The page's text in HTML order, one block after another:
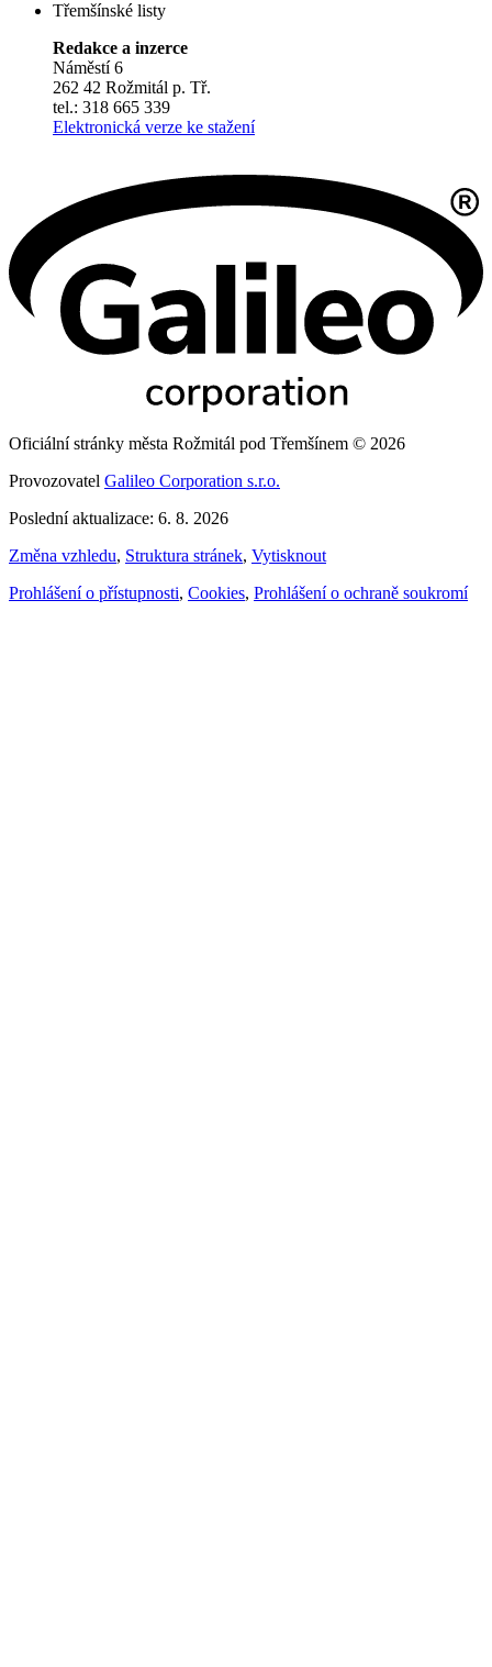
Třemšínské listy
Redakce a inzerce
Náměstí 6
262 42 Rožmitál p. Tř.
tel.: 318 665 339
Elektronická verze ke stažení
Oficiální stránky města Rožmitál pod Třemšínem © 2026
Provozovatel Galileo Corporation s.r.o.
Poslední aktualizace: 6. 8. 2026
Změna vzhledu, Struktura stránek, Vytisknout
Prohlášení o přístupnosti, Cookies, Prohlášení o ochraně soukromí